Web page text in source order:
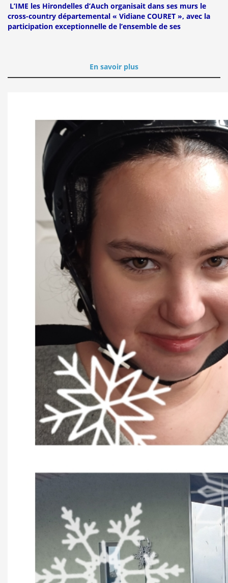
L’IME les Hirondelles d’Auch organisait dans ses murs le
cross-country départemental « Vidiane COURET », avec la
participation exceptionnelle de l’ensemble de ses
En savoir plus